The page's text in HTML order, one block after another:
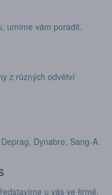
umíme vám poradit.
z různých odvětví
Dynabre, Sang-A.
u vás ve firmě.